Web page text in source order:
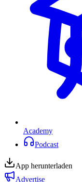
Academy
Podcast
App herunterladen
Advertise